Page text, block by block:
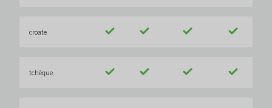
croate
tchèque